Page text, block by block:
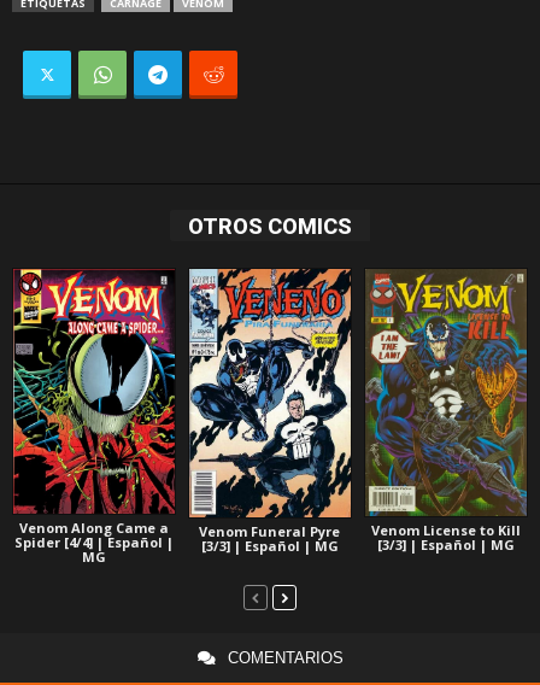
OTROS COMICS
Venom Along Came a
Spider [4/4] | Español |
MG
Venom Funeral Pyre
[3/3] | Español | MG
Venom License to Kill
[3/3] | Español | MG
COMENTARIOS